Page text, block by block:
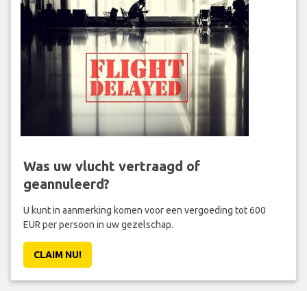
Was uw vlucht vertraagd of
geannuleerd?
U kunt in aanmerking komen voor een vergoeding tot 600
EUR per persoon in uw gezelschap.
CLAIM NU!